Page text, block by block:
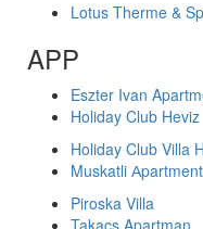
Lotus Therme &
APP
Eszter Ivan
Holiday Club Heviz
Holiday Club Villa
Muskatli
Piroska Villa
Takacs Apartman